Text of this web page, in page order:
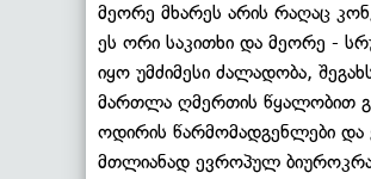
მეორე მხარეს არის რაღაც
ეს ორი საკითხი და მეორე -
იყო უმძიმესი ძალადობა,
მართლა ღმერთის წყალობით
ოდირის წარმომადგენლები და
მთლიანად ევროპულ